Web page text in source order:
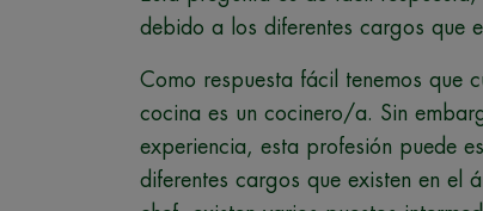
debido a los diferentes cargos que
Como respuesta fácil tenemos que
cocina es un cocinero/a. Sin
experiencia, esta profesión puede
diferentes cargos que existen en el